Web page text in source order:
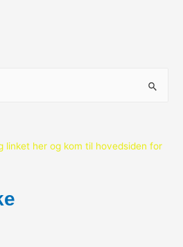
linket her og kom til hovedsiden for